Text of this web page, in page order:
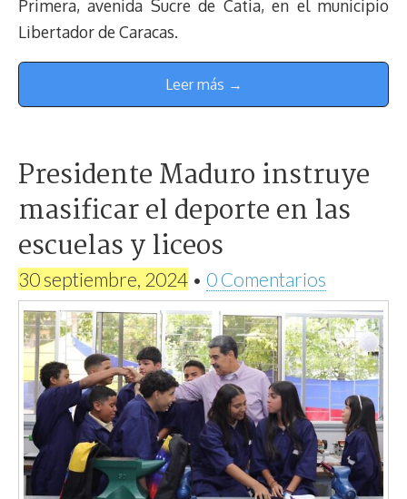
Primera, avenida Sucre de Catia, en el municipio
Libertador de Caracas.
Leer más →
Presidente Maduro instruye
masificar el deporte en las
escuelas y liceos
30 septiembre, 2024 • 0 Comentarios